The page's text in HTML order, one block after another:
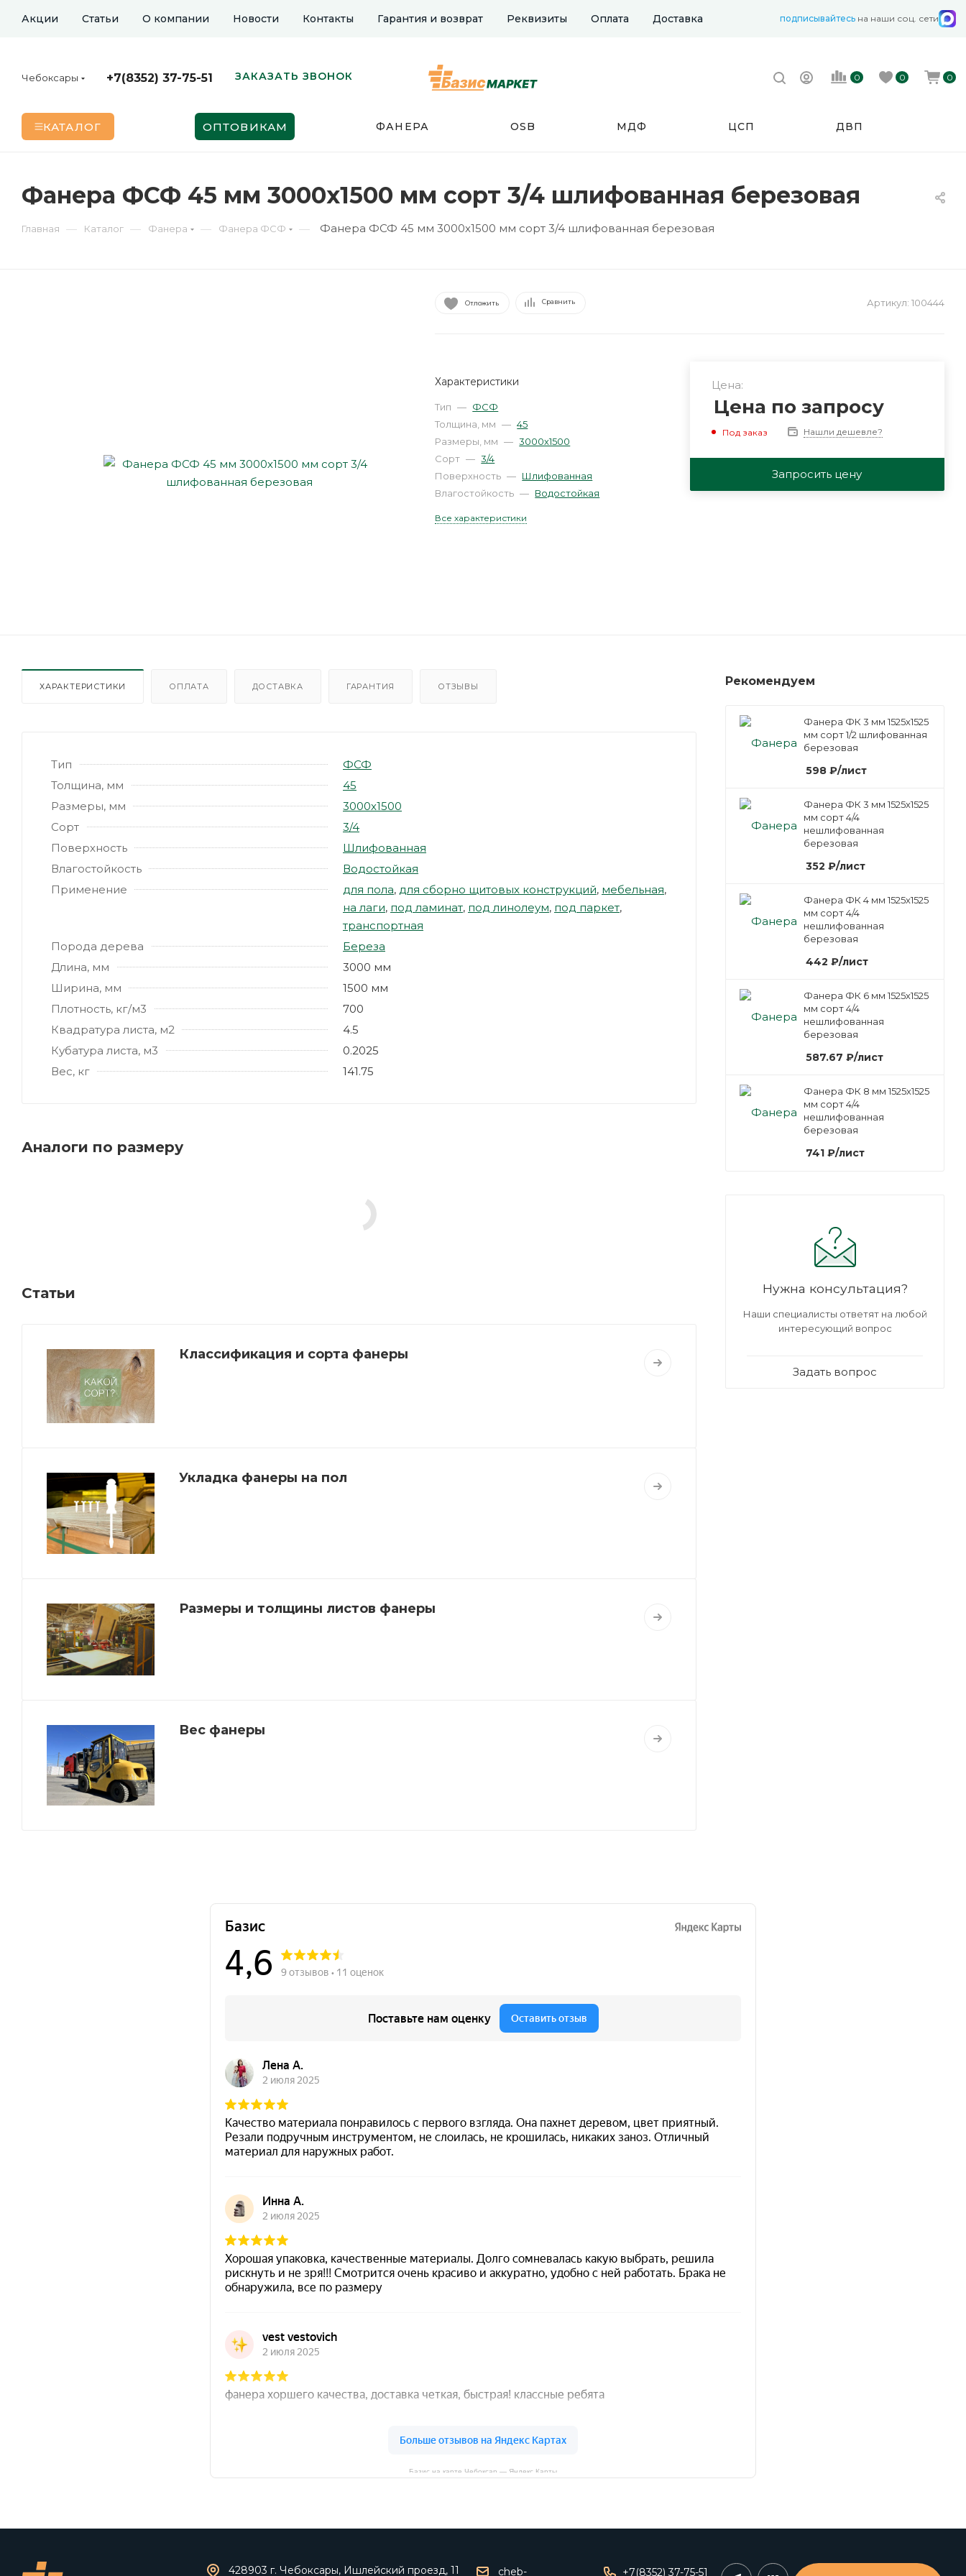
Акции Статьи О компании Новости Контакты Гарантия и возврат Реквизиты Оплата Доставка подписывайтесь на наши соц. сети
Чебоксары +7(8352) 37-75-51 ЗАКАЗАТЬ ЗВОНОК 0 0 0
КАТАЛОГ ОПТОВИКАМ ФАНЕРА OSB МДФ ЦСП ДВП
Фанера ФСФ 45 мм 3000х1500 мм сорт 3/4 шлифованная березовая
Главная — Каталог — Фанера — Фанера ФСФ — Фанера ФСФ 45 мм 3000х1500 мм сорт 3/4 шлифованная березовая
Отложить Сравнить Артикул: 100444
Характеристики
Тип — ФСФ
Толщина, мм — 45
Размеры, мм — 3000х1500
Сорт — 3/4
Поверхность — Шлифованная
Влагостойкость — Водостойкая
Все характеристики
Цена:
Цена по запросу
Под заказ Нашли дешевле?
Запросить цену
ХАРАКТЕРИСТИКИ ОПЛАТА ДОСТАВКА ГАРАНТИЯ ОТЗЫВЫ
Тип
ФСФ
Толщина, мм
45
Размеры, мм
3000х1500
Сорт
3/4
Поверхность
Шлифованная
Влагостойкость
Водостойкая
Применение
для пола, для сборно щитовых конструкций, мебельная,
на лаги, под ламинат, под линолеум, под паркет,
транспортная
Порода дерева
Береза
Длина, мм
3000 мм
Ширина, мм
1500 мм
Плотность, кг/м3
700
Квадратура листа, м2
4.5
Кубатура листа, м3
0.2025
Вес, кг
141.75
Аналоги по размеру
Статьи
Классификация и сорта фанеры
Укладка фанеры на пол
Размеры и толщины листов фанеры
Вес фанеры
Рекомендуем
Фанера ФК 3 мм 1525х1525
мм сорт 1/2 шлифованная
березовая
598 ₽/лист
Фанера ФК 3 мм 1525х1525
мм сорт 4/4
нешлифованная
березовая
352 ₽/лист
Фанера ФК 4 мм 1525х1525
мм сорт 4/4
нешлифованная
березовая
442 ₽/лист
Фанера ФК 6 мм 1525х1525
мм сорт 4/4
нешлифованная
березовая
587.67 ₽/лист
Фанера ФК 8 мм 1525х1525
мм сорт 4/4
нешлифованная
березовая
741 ₽/лист
Нужна консультация?
Наши специалисты ответят на любой
интересующий вопрос
Задать вопрос
Базис на карте Чебоксар — Яндекс Карты
428903 г. Чебоксары, Ишлейский проезд, 11 cheb- +7(8352) 37-75-51